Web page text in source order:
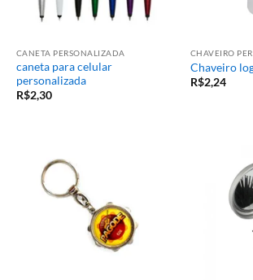
CANETA PERSONALIZADA
caneta para celular
personalizada
R$2,30
CHAVEIRO
Chaveiro
R$2,24